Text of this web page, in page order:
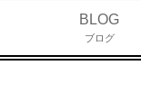
BLOG
ブログ